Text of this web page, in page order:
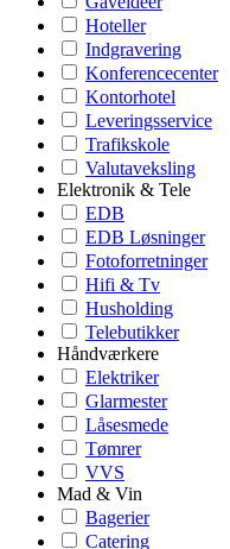
Hoteller
Indgravering
Konferencecenter
Kontorhotel
Leveringsservice
Trafikskole
Valutaveksling
Elektronik & Tele
EDB
EDB Løsninger
Fotoforretninger
Hifi & Tv
Husholding
Telebutikker
Håndværkere
Elektriker
Glarmester
Låsesmede
Tømrer
VVS
Mad & Vin
Bagerier
Catering